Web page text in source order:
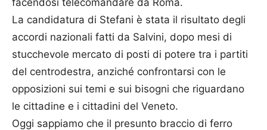
La candidatura di Stefani è stata il risultato degli
accordi nazionali fatti da Salvini, dopo mesi di
stucchevole mercato di posti di potere tra i partiti
del centrodestra, anziché confrontarsi con le
opposizioni sui temi e sui bisogni che riguardano
le cittadine e i cittadini del Veneto.
Oggi sappiamo che il presunto braccio di ferro